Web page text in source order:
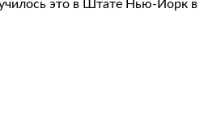
это в Штате Нью-Йорк в